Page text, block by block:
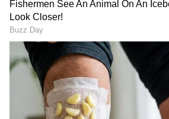
RECOMMENDED STORIES